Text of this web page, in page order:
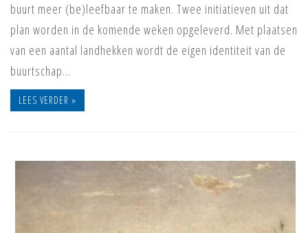
buurt meer (be)leefbaar te maken. Twee initiatieven uit dat
plan worden in de komende weken opgeleverd. Met plaatsen
van een aantal landhekken wordt de eigen identiteit van de
buurtschap…
LEES VERDER »